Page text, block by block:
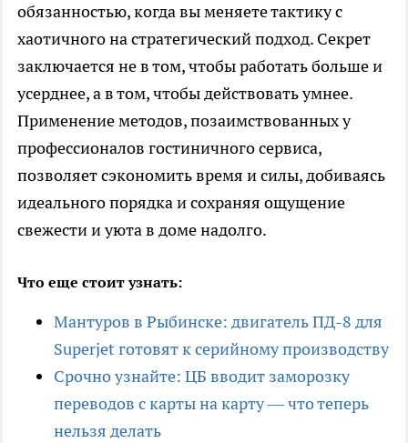
обязанностью, когда вы меняете тактику с
хаотичного на стратегический подход. Секрет
заключается не в том, чтобы работать больше и
усерднее, а в том, чтобы действовать умнее.
Применение методов, позаимствованных у
профессионалов гостиничного сервиса,
позволяет сэкономить время и силы, добиваясь
идеального порядка и сохраняя ощущение
свежести и уюта в доме надолго.
Что еще стоит узнать:
Мантуров в Рыбинске: двигатель ПД-8 для
Superjet готовят к серийному производству
Срочно узнайте: ЦБ вводит заморозку
переводов с карты на карту — что теперь
нельзя делать